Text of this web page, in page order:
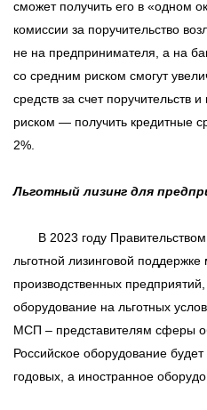
сможет получить его в «одном
комиссии за поручительство
не на предпринимателя, а на
со средним риском смогут
средств за счет поручительств
риском — получить кредитные
2%.
Льготный лизинг для
В 2023 году
льготной лизинговой
производственных
оборудование на льготных
МСП – представителям сферы
Российское оборудование
годовых, а иностранное